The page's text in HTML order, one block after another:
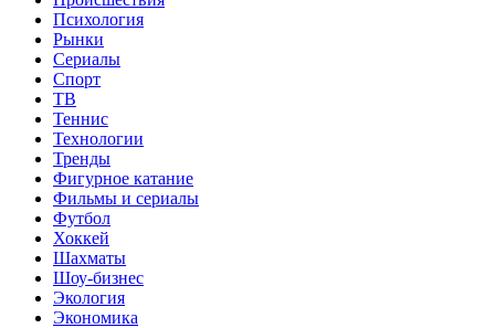
Психология
Рынки
Сериалы
Спорт
ТВ
Теннис
Технологии
Тренды
Фигурное катание
Фильмы и сериалы
Футбол
Хоккей
Шахматы
Шоу-бизнес
Экология
Экономика